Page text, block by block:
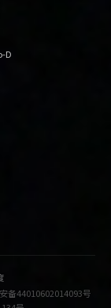
D
备44010602014093号